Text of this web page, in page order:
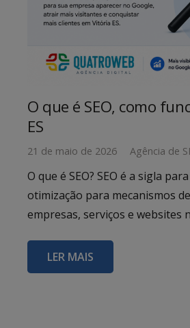
O que é SEO, como
ES
21 de maio de 2026 Agência de
O que é SEO? SEO é a sigla
otimização para mecanismos
empresas, serviços e websites
LER MAIS